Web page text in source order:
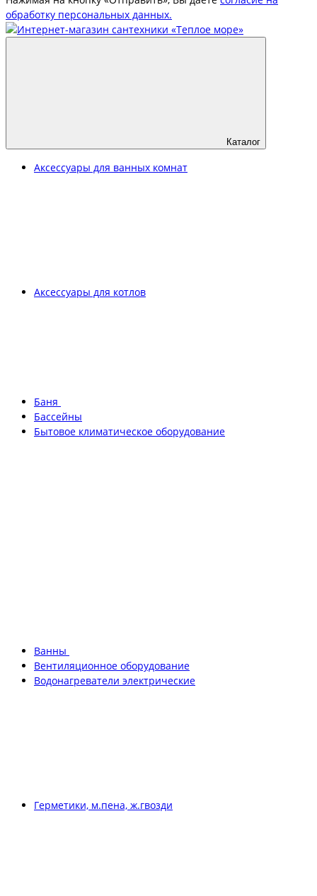
обработку персональных данных.
Каталог
Аксессуары для ванных комнат
Аксессуары для котлов
Баня
Бассейны
Бытовое климатическое оборудование
Ванны
Вентиляционное оборудование
Водонагреватели электрические
Герметики, м.пена, ж.гвозди